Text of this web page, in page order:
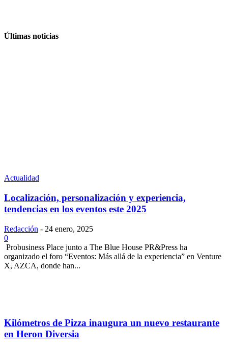
Últimas noticias
Actualidad
Localización, personalización y experiencia,
tendencias en los eventos este 2025
Redacción - 24 enero, 2025
0
Probusiness Place junto a The Blue House PR&Press ha
organizado el foro “Eventos: Más allá de la experiencia” en Venture
X, AZCA, donde han...
Kilómetros de Pizza inaugura un nuevo restaurante
en Heron Diversia